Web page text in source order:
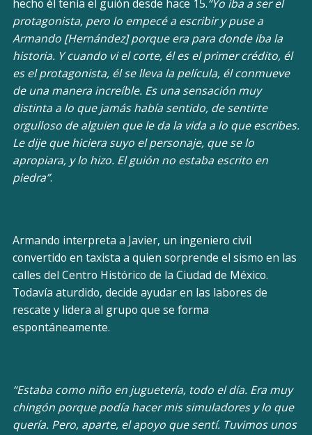
hecho él tenía el guión desde hace 15.“Yo iba a ser el
protagonista, pero lo empecé a escribir y puse a
Armando [Hernández] porque era para donde iba la
historia. Y cuando vi el corte, él es el primer crédito, él
es el protagonista, él se lleva la película, él conmueve
de una manera increíble. Es una sensación muy
distinta a lo que jamás había sentido, de sentirte
orgulloso de alguien que le da la vida a lo que escribes.
Le dije que hiciera suyo el personaje, que se lo
apropiara, y lo hizo. El guión no estaba escrito en
piedra”.
Armando interpreta a Javier, un ingeniero civil
convertido en taxista a quien sorprende el sismo en las
calles del Centro Histórico de la Ciudad de México.
Todavía aturdido, decide ayudar en las labores de
rescate y lidera al grupo que se forma
espontáneamente.
“Estaba como niño en juguetería, todo el día. Era muy
chingón porque podía hacer mis simuladores y lo que
quería. Pero, aparte, el apoyo que sentí. Tuvimos unos